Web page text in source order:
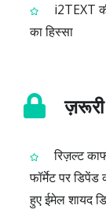
i2TEXT
का हिस्सा
रिज़ल्ट
फॉर्मेट पर
हुए ईमेल शायद